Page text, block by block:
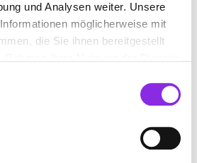
und Analysen weiter. Unsere
möglicherweise mit
die Sie ihnen bereitgestellt